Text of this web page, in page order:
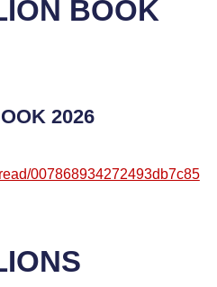
BOOK
2026
007868934272493db7c85